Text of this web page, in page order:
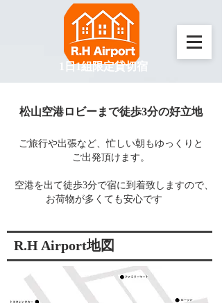
​1日1組限定貸切宿
松山空港ロビーまで徒歩3分の好立地
ご旅行や出張など、忙しい朝もゆっくりと
ご出発頂けます。
港を出て徒歩3分で宿に到着致しますので、
お荷物が多くても安心です
R.H Airport地図